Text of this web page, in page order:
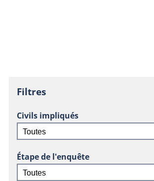
Filtres
Civils impliqués
Étape de l'enquête